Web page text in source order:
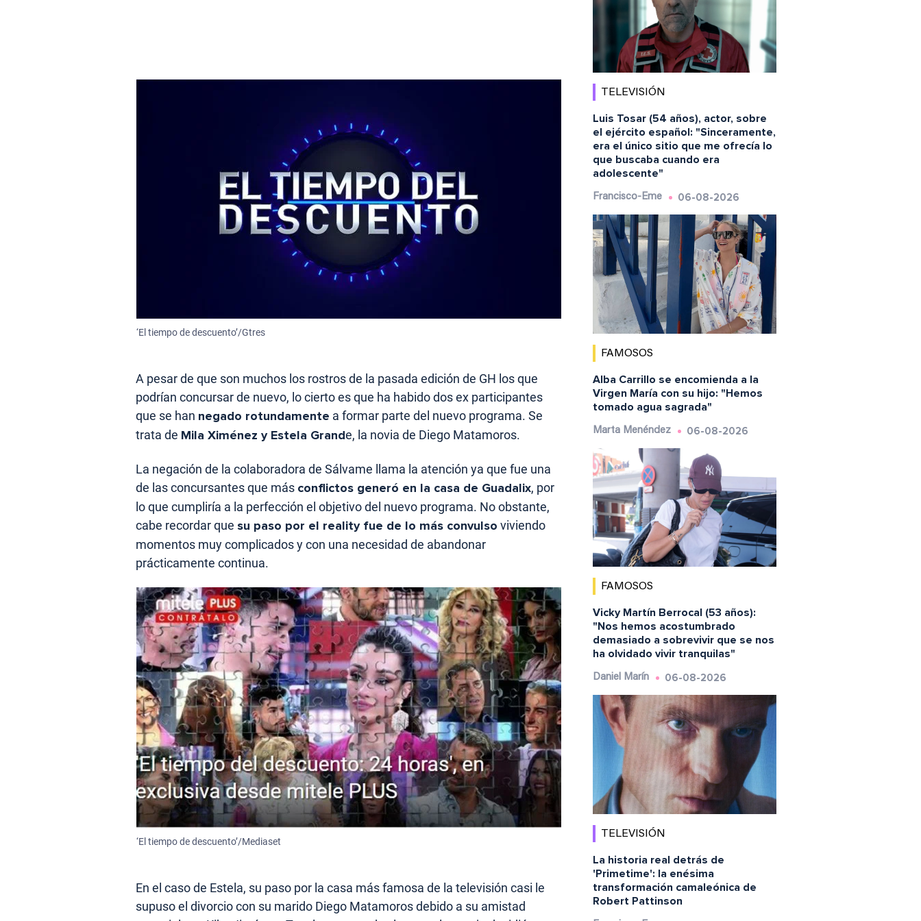
‘El tiempo de descuento’/Gtres
A pesar de que son muchos los rostros de la pasada edición de GH los que
podrían concursar de nuevo, lo cierto es que ha habido dos ex participantes
que se han negado rotundamente a formar parte del nuevo programa. Se
trata de Mila Ximénez y Estela Grande, la novia de Diego Matamoros.
La negación de la colaboradora de Sálvame llama la atención ya que fue una
de las concursantes que más conflictos generó en la casa de Guadalix, por
lo que cumpliría a la perfección el objetivo del nuevo programa. No obstante,
cabe recordar que su paso por el reality fue de lo más convulso viviendo
momentos muy complicados y con una necesidad de abandonar
prácticamente continua.
‘El tiempo de descuento’/Mediaset
En el caso de Estela, su paso por la casa más famosa de la televisión casi le
supuso el divorcio con su marido Diego Matamoros debido a su amistad
TELEVISIÓN
Luis Tosar (54 años), actor, sobre
el ejército español: "Sinceramente,
era el único sitio que me ofrecía lo
que buscaba cuando era
adolescente"
Francisco-Eme 06-08-2026
FAMOSOS
Alba Carrillo se encomienda a la
Virgen María con su hijo: "Hemos
tomado agua sagrada"
Marta Menéndez 06-08-2026
FAMOSOS
Vicky Martín Berrocal (53 años):
"Nos hemos acostumbrado
demasiado a sobrevivir que se nos
ha olvidado vivir tranquilas"
Daniel Marín 06-08-2026
TELEVISIÓN
La historia real detrás de
'Primetime': la enésima
transformación camaleónica de
Robert Pattinson